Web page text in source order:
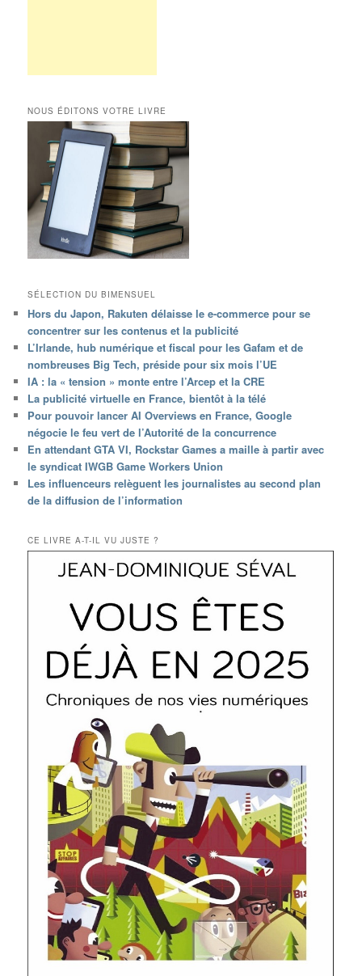
NOUS ÉDITONS VOTRE LIVRE
SÉLECTION DU BIMENSUEL
Hors du Japon, Rakuten délaisse le e-commerce pour se
concentrer sur les contenus et la publicité
L’Irlande, hub numérique et fiscal pour les Gafam et de
nombreuses Big Tech, préside pour six mois l’UE
IA : la « tension » monte entre l’Arcep et la CRE
La publicité virtuelle en France, bientôt à la télé
Pour pouvoir lancer AI Overviews en France, Google
négocie le feu vert de l’Autorité de la concurrence
En attendant GTA VI, Rockstar Games a maille à partir avec
le syndicat IWGB Game Workers Union
Les influenceurs relèguent les journalistes au second plan
de la diffusion de l’information
CE LIVRE A-T-IL VU JUSTE ?